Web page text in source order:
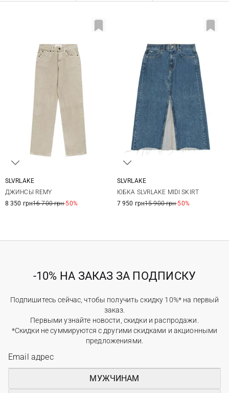
SLVRLAKE
ДЖИНСЫ REMY
8 350 грн16 700 грн-50%
SLVRLAKE
ЮБКА SLVRLAKE MIDI SKIRT
7 950 грн15 900 грн-50%
-10% НА ЗАКАЗ ЗА ПОДПИСКУ
Подпишитесь сейчас, чтобы получить скидку 10%* на первый
заказ.
Первыми узнайте новости, скидки и распродажи.
*Скидки не суммируются с другими скидками и акционными
предложениями.
МУЖЧИНАМ